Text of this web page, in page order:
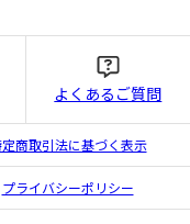
よくあるご質問
商取引法に基づく表示
プライバシーポリシー